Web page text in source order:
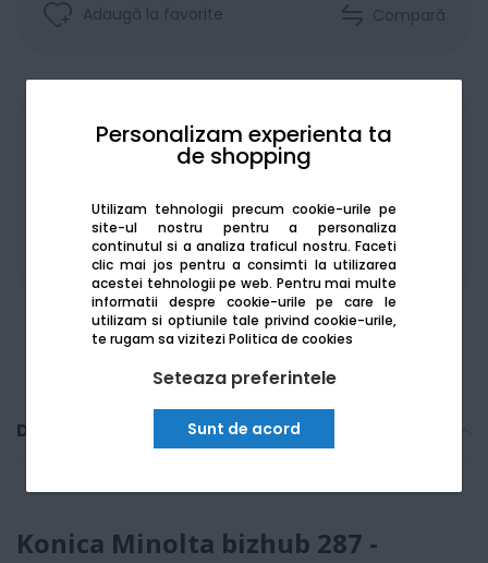
Personalizam experienta ta
de shopping
Utilizam tehnologii precum cookie-urile pe
site-ul nostru pentru a personaliza
continutul si a analiza traficul nostru. Faceti
clic mai jos pentru a consimti la utilizarea
acestei tehnologii pe web. Pentru mai multe
informatii despre cookie-urile pe care le
utilizam si optiunile tale privind cookie-urile,
te rugam sa viziteziPolitica de cookies
Seteaza preferintele
Sunt de acord
Adaugă la favorite Compară
Achiziționat în rate
De la: 1459.39Lei / lună Vezi detalii
Descriere
Konica Minolta bizhub 287 -